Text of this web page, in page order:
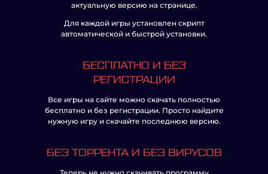
актуальную версию на странице.
Для каждой игры установлен скрипт
автоматической и быстрой установки.
БЕСПЛАТНО И БЕЗ
РЕГИСТРАЦИИ
Все игры на сайте можно скачать полностью
бесплатно и без регистрации. Просто найдите
нужную игру и скачайте последнюю версию.
БЕЗ ТОРРЕНТА И БЕЗ ВИРУСОВ